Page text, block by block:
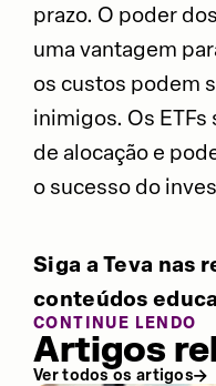
prazo. O poder
uma vantagem
os custos podem
inimigos. Os
de alocação e
o sucesso do
Siga a Teva nas
conteúdos
CONTINUE LENDO
Artigos
Ver todos os artigos